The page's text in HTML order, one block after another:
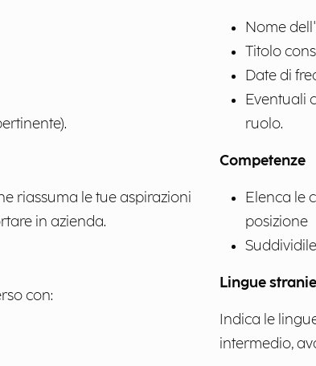
riassuma le tue aspirazioni
in azienda.
con:
Nome
Titolo
Date di
Eventuali
ruolo.
Competenze
Elenca le
posizione
Lingue
Indica le
intermedio,